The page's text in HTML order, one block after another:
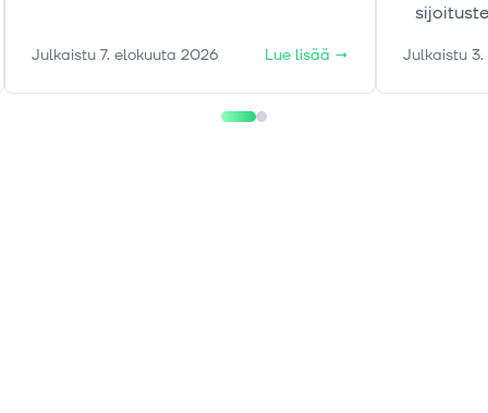
aiempaa moniulotteisemman.
Julkaistu 7. elokuuta 2026 Lue lisää → Julkaistu